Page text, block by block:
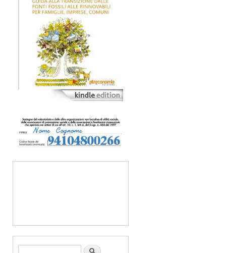
Form di ricerca Cerca